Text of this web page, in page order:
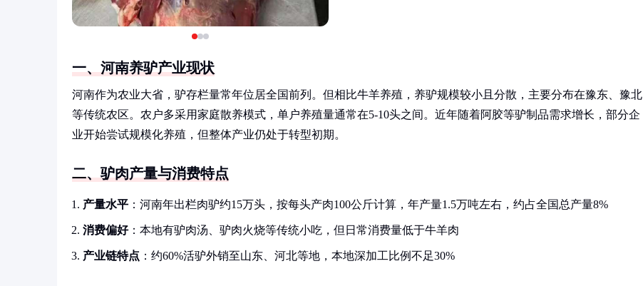
一、河南养驴产业现状
河南作为农业大省，驴存栏量常年位居全国前列。但相比牛羊养殖，养驴规模较小且分散，主要分布在豫东、豫北
等传统农区。农户多采用家庭散养模式，单户养殖量通常在5-10头之间。近年随着阿胶等驴制品需求增长，部分企
业开始尝试规模化养殖，但整体产业仍处于转型初期。
二、驴肉产量与消费特点
产量水平 ：河南年出栏肉驴约15万头，按每头产肉100公斤计算，年产量1.5万吨左右，约占全国总产量8%
消费偏好：本地有驴肉汤、驴肉火烧等传统小吃，但日常消费量低于牛羊肉
产业链特点 ：约60%活驴外销至山东、河北等地，本地深加工比例不足30%